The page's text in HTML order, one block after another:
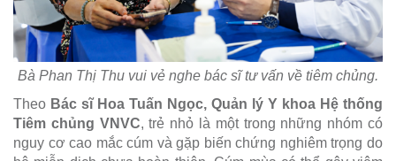
Bà Phan Thị Thu vui vẻ nghe bác sĩ tư vấn về tiêm chủng.
Theo Bác sĩ Hoa Tuấn Ngọc, Quản lý Y khoa Hệ thống
Tiêm chủng VNVC, trẻ nhỏ là một trong những nhóm có
nguy cơ cao mắc cúm và gặp biến chứng nghiêm trọng do